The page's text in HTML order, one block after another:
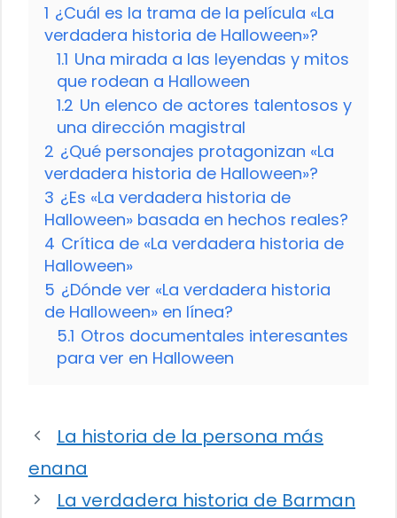
1 ¿Cuál es la trama de la película «La
verdadera historia de Halloween»?
1.1 Una mirada a las leyendas y mitos
que rodean a Halloween
1.2 Un elenco de actores talentosos y
una dirección magistral
2 ¿Qué personajes protagonizan «La
verdadera historia de Halloween»?
3 ¿Es «La verdadera historia de
Halloween» basada en hechos reales?
4 Crítica de «La verdadera historia de
Halloween»
5 ¿Dónde ver «La verdadera historia
de Halloween» en línea?
5.1 Otros documentales interesantes
para ver en Halloween
La historia de la persona más
enana
La verdadera historia de Barman